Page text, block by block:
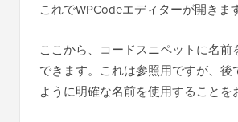
これでWPCodeエディターが開きま
ここから、コードスニペットに名前
できます。これは参照用ですが、後
ように明確な名前を使用することを